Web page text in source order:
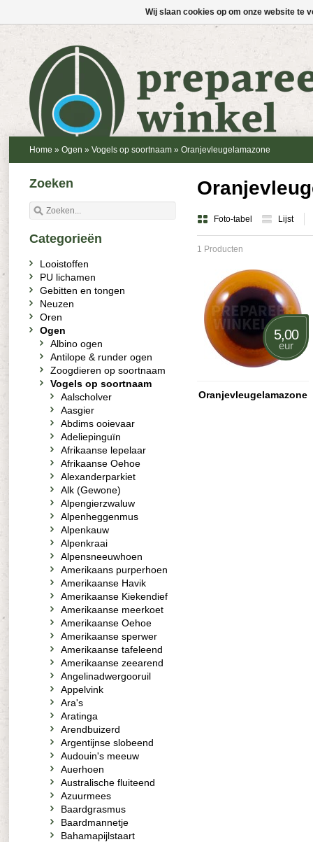
Home » Ogen » Vogels op soortnaam » Oranjevleugelamazone
Foto-tabel Lijst
1 Producten
5,00
eur
Oranjevleugelamazone
Zoeken
Categorieën
Looistoffen
PU lichamen
Gebitten en tongen
Neuzen
Oren
Ogen
Albino ogen
Antilope & runder ogen
Zoogdieren op soortnaam
Vogels op soortnaam
Aalscholver
Aasgier
Abdims ooievaar
Adeliepinguïn
Afrikaanse lepelaar
Afrikaanse Oehoe
Alexanderparkiet
Alk (Gewone)
Alpengierzwaluw
Alpenheggenmus
Alpenkauw
Alpenkraai
Alpensneeuwhoen
Amerikaans purperhoen
Amerikaanse Havik
Amerikaanse Kiekendief
Amerikaanse meerkoet
Amerikaanse Oehoe
Amerikaanse sperwer
Amerikaanse tafeleend
Amerikaanse zeearend
Angelinadwergooruil
Appelvink
Ara's
Aratinga
Arendbuizerd
Argentijnse slobeend
Audouin's meeuw
Auerhoen
Australische fluiteend
Azuurmees
Baardgrasmus
Baardmannetje
Bahamapijlstaart
Wij slaan cookies op om onze website te